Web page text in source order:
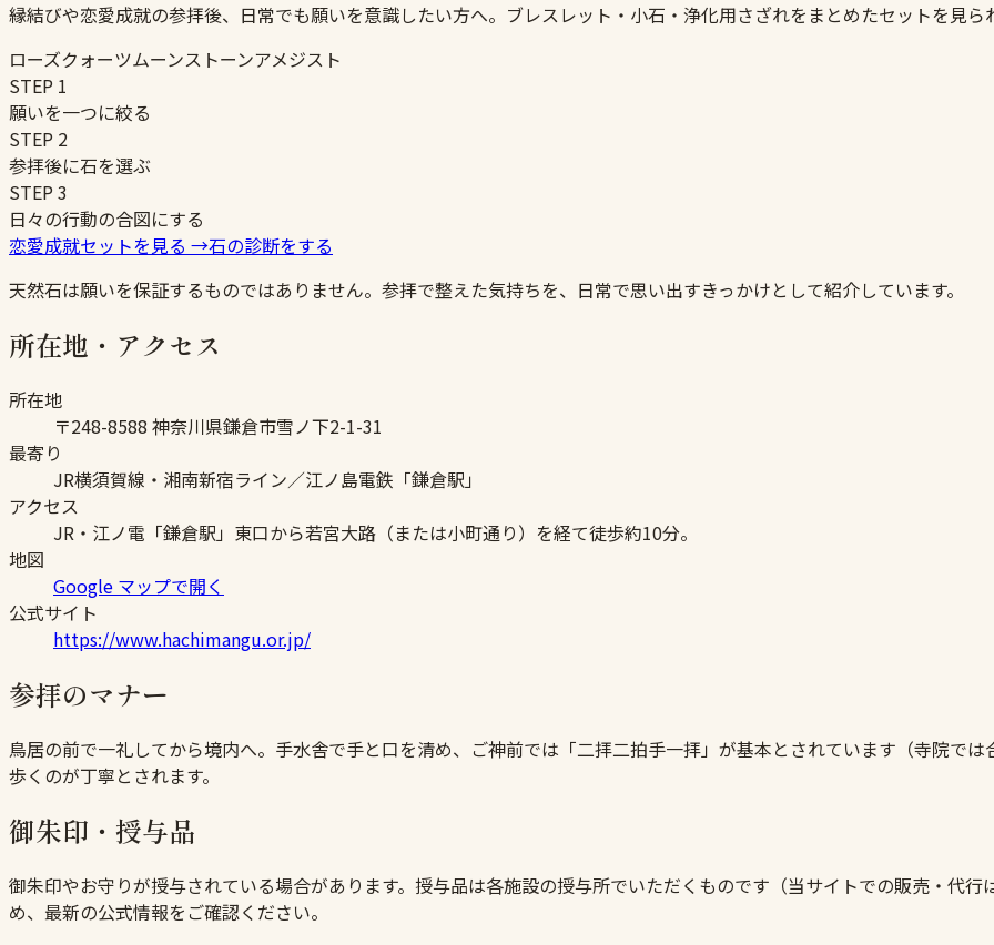
縁結びや恋愛成就の参拝後、日常でも願いを意識したい方へ。ブレスレット・小石・浄化用さざれをまとめたセットを見ら
ローズクォーツムーンストーンアメジスト
STEP 1
願いを一つに絞る
STEP 2
参拝後に石を選ぶ
STEP3
日々の行動の合図にする
恋愛成就セットを見る →石の診断をする
天然石は願いを保証するものではありません。参拝で整えた気持ちを、日常で思い出すきっかけとして紹介しています。
所在地・アクセス
所在地
〒248-8588 神奈川県鎌倉市雪ノ下2-1-31
最寄り
JR横須賀線・湘南新宿ライン／江ノ島電鉄「鎌倉駅」
アクセス
JR・江ノ電「鎌倉駅」東口から若宮大路（または小町通り）を経て徒歩約10分。
地図
Google マップで開く
公式サイト
https://www.hachimangu.or.jp/
参拝のマナー
鳥居の前で一礼してから境内へ。手水舎で手と口を清め、ご神前では「二拝二拍手一拝」が基本とされています（寺院で
歩くのが丁寧とされます。
御朱印・授与品
御朱印やお守りが授与されている場合があります。授与品は各施設の授与所でいただくものです（当サイトでの販売・代
め、最新の公式情報をご確認ください。